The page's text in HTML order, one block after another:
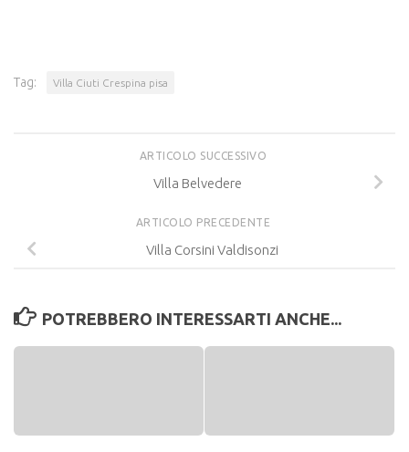
Tag: Villa Ciuti Crespina pisa
ARTICOLO SUCCESSIVO
Villa Belvedere
ARTICOLO PRECEDENTE
Villa Corsini Valdisonzi
POTREBBERO INTERESSARTI ANCHE...